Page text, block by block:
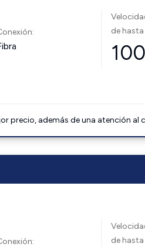
de hasta
precio, además de una atención al
de hasta